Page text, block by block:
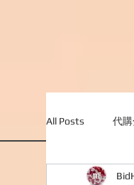
All Posts 代
外國購物網